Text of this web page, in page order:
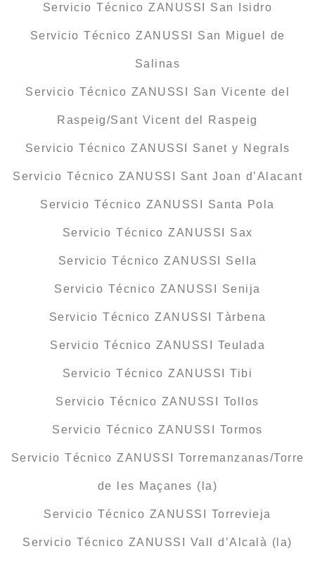
Servicio Técnico ZANUSSI San Isidro
Servicio Técnico ZANUSSI San Miguel de
Salinas
Servicio Técnico ZANUSSI San Vicente del
Raspeig/Sant Vicent del Raspeig
Servicio Técnico ZANUSSI Sanet y Negrals
Servicio Técnico ZANUSSI Sant Joan d’Alacant
Servicio Técnico ZANUSSI Santa Pola
Servicio Técnico ZANUSSI Sax
Servicio Técnico ZANUSSI Sella
Servicio Técnico ZANUSSI Senija
Servicio Técnico ZANUSSI Tàrbena
Servicio Técnico ZANUSSI Teulada
Servicio Técnico ZANUSSI Tibi
Servicio Técnico ZANUSSI Tollos
Servicio Técnico ZANUSSI Tormos
Servicio Técnico ZANUSSI Torremanzanas/Torre
de les Maçanes (la)
Servicio Técnico ZANUSSI Torrevieja
Servicio Técnico ZANUSSI Vall d’Alcalà (la)